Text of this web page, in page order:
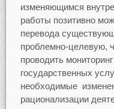
изменяющимся
работы позитивно
перевода
проблемно-целевую,
проводить
государственных
необходимые
рационализации